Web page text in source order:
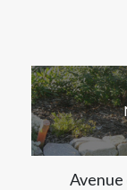
Avenue